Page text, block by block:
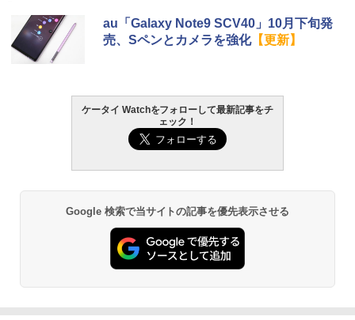
au「Galaxy Note9 SCV40」10月下旬発
売、Sペンとカメラを強化【更新】
ケータイ Watchをフォローして最新記事をチ
ェック！
Google 検索で当サイトの記事を優先表示させる